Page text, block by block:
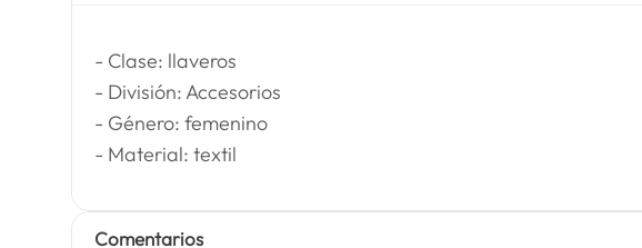
- Clase: llaveros
- División: Accesorios
- Género: femenino
- Material: textil
Comentarios